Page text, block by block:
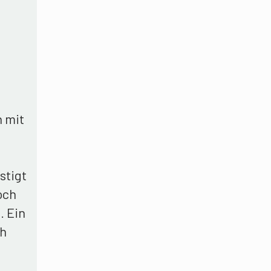
mit
Ein